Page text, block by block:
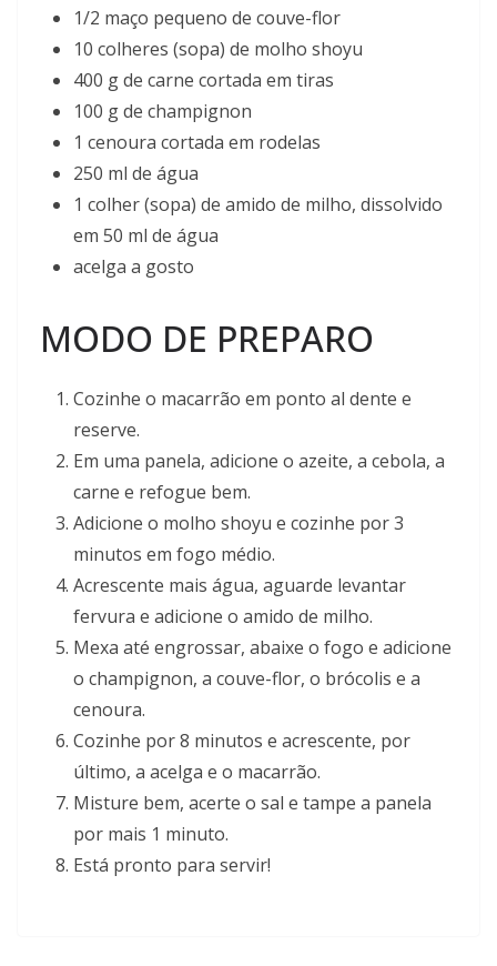
1/2 maço pequeno de couve-flor
10 colheres (sopa) de molho shoyu
400 g de carne cortada em tiras
100 g de champignon
1 cenoura cortada em rodelas
250 ml de água
1 colher (sopa) de amido de milho, dissolvido
em 50 ml de água
acelga a gosto
MODO DE PREPARO
Cozinhe o macarrão em ponto al dente e
reserve.
Em uma panela, adicione o azeite, a cebola, a
carne e refogue bem.
Adicione o molho shoyu e cozinhe por 3
minutos em fogo médio.
Acrescente mais água, aguarde levantar
fervura e adicione o amido de milho.
Mexa até engrossar, abaixe o fogo e adicione
o champignon, a couve-flor, o brócolis e a
cenoura.
Cozinhe por 8 minutos e acrescente, por
último, a acelga e o macarrão.
Misture bem, acerte o sal e tampe a panela
por mais 1 minuto.
Está pronto para servir!